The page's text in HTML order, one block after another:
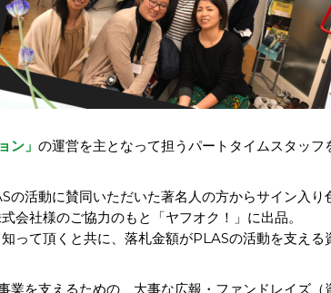
ン」 の運営を主となって担うパートタイムスタッフ
の活動に賛同いただいた著名人の方からサイン入り
会社様のご協力のもと「ヤフオク！」に出品。
って頂くと共に、落札金額がPLASの活動を支える
業を支えるための、大事な広報・ファンドレイズ（